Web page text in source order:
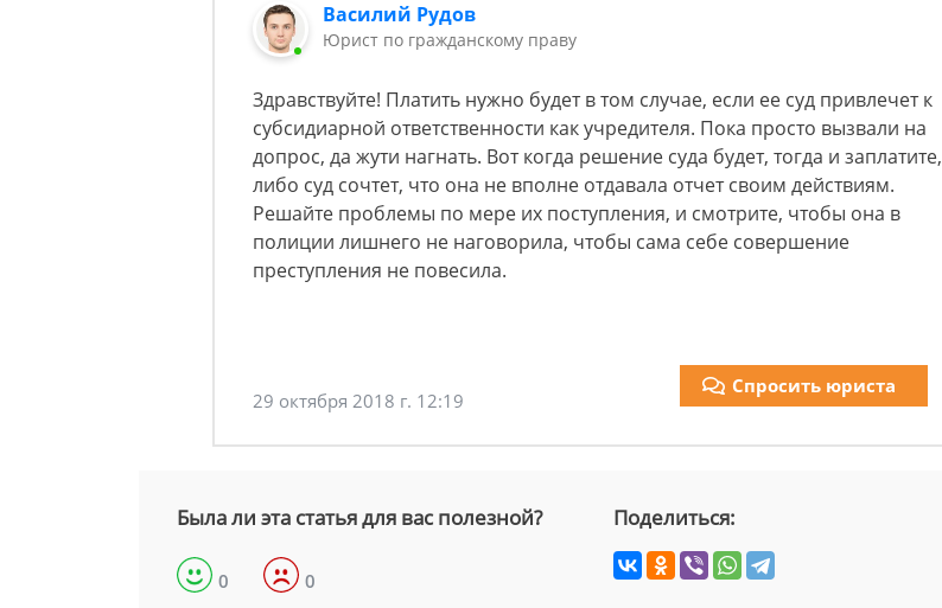
Василий Рудов
Юрист по гражданскому праву
Здравствуйте! Платить нужно будет в том случае, если ее суд привлечет к
субсидиарной ответственности как учредителя. Пока просто вызвали на
допрос, да жути нагнать. Вот когда решение суда будет, тогда и заплатите,
либо суд сочтет, что она не вполне отдавала отчет своим действиям.
Решайте проблемы по мере их поступления, и смотрите, чтобы она в
полиции лишнего не наговорила, чтобы сама себе совершение
преступления не повесила.
29 октября 2018 г. 12:19
Спросить юриста
Была ли эта статья для вас полезной?
0 0
Поделиться: